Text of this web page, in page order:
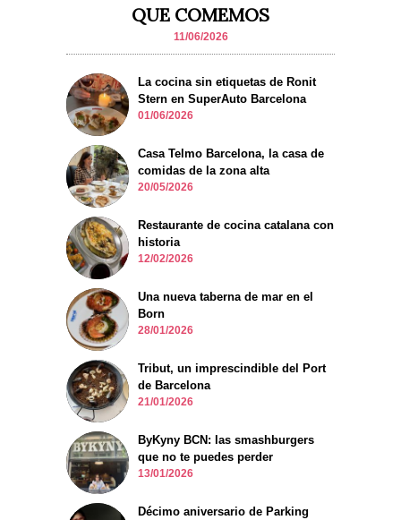
QUE COMEMOS
11/06/2026
La cocina sin etiquetas de Ronit
Stern en SuperAuto Barcelona
01/06/2026
Casa Telmo Barcelona, la casa de
comidas de la zona alta
20/05/2026
Restaurante de cocina catalana con
historia
12/02/2026
Una nueva taberna de mar en el
Born
28/01/2026
Tribut, un imprescindible del Port
de Barcelona
21/01/2026
ByKyny BCN: las smashburgers
que no te puedes perder
13/01/2026
Décimo aniversario de Parking